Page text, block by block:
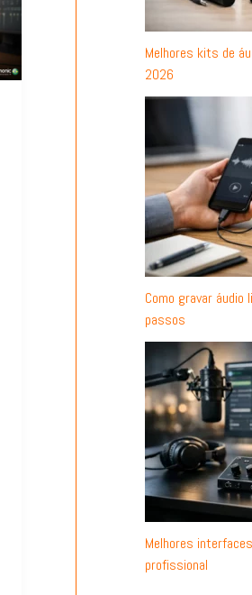
Melhores kits de
2026
Como gravar áudio
passos
Melhores
profissional